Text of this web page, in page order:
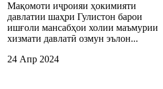
Мақомоти иҷроияи ҳокимияти
давлатии шаҳри Гулистон барои
ишғоли мансабҳои холии маъмурии
хизмати давлатӣ озмун эълон...
24 Апр 2024